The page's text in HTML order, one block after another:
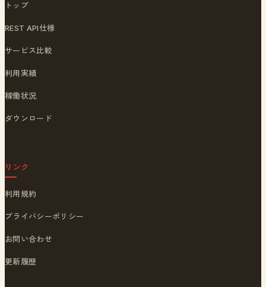
トップ
REST API仕様
サービス比較
利用実績
稼働状況
ダウンロード
リンク
利用規約
プライバシーポリシー
お問い合わせ
更新履歴